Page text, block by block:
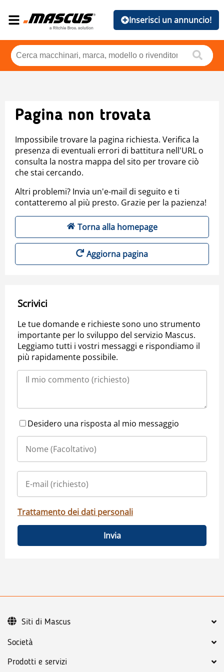
Inserisci un annuncio!
Pagina non trovata
Impossibile trovare la pagina richiesta. Verifica la
presenza di eventuali errori di battitura nell'URL o
consulta la nostra mappa del sito per trovare ciò
che stai cercando.
Altri problemi? Invia un'e-mail di seguito e ti
contatteremo al più presto. Grazie per la pazienza!
Torna alla homepage
Aggiorna pagina
Scrivici
Le tue domande e richieste sono uno strumento
importante per lo sviluppo del servizio Mascus.
Leggiamo tutti i vostri messaggi e rispondiamo il
più rapidamente possibile.
Desidero una risposta al mio messaggio
Trattamento dei dati personali
Invia
Società
Prodotti e servizi
Siti di Mascus